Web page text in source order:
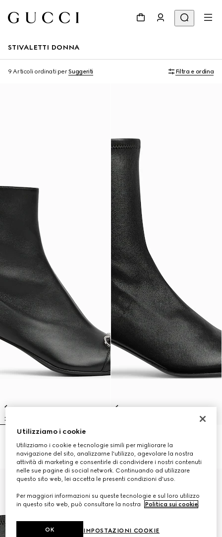
STIVALETTI DONNA
9 Articoli ordinati perSuggeriti Filtra e ordina
€ 1.320
€ 1.280
Utilizziamo i cookie
Utilizziamo i cookie e tecnologie simili per migliorare la
navigazione del sito, analizzarne l'utilizzo, agevolare la nostra
attività di marketing e consentirle di condividere i nostri contenuti
nelle sue pagine di social network. Continuando ad utilizzare
questo sito web, lei accetta le presenti condizioni d'uso.
Per maggiori informazioni su queste tecnologie e sul loro utilizzo
in questo sito web, può consultare la nostra
Politica sui cookie
IMPOSTAZIONI COOKIE
OK